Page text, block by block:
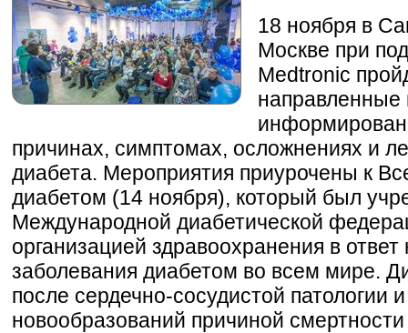
18 ноября в
Москве при
Medtronic
причинах, симптомах, осложнениях и
диабета. Мероприятия приурочены к
диабетом (14 ноября), который был
Международной диабетической
организацией здравоохранения в ответ
заболевания диабетом во всем мире.
после сердечно-сосудистой патологии
новообразований причиной